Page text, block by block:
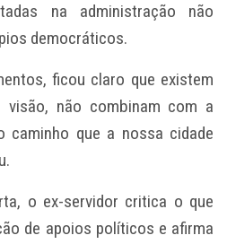
na administração não
democráticos.
ficou claro que existem
visão, não combinam com a
caminho que a nossa cidade
o ex-servidor critica o que
de apoios políticos e afirma